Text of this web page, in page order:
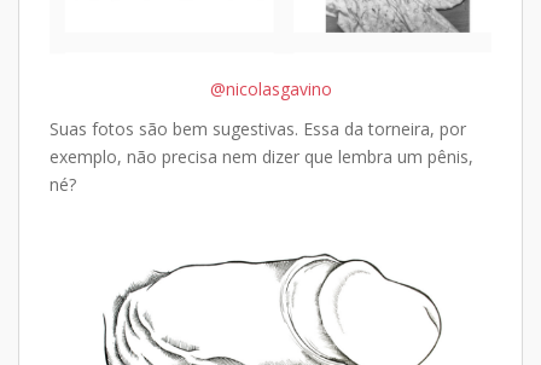
@nicolasgavino
Suas fotos são bem sugestivas. Essa da torneira, por
exemplo, não precisa nem dizer que lembra um pênis,
né?